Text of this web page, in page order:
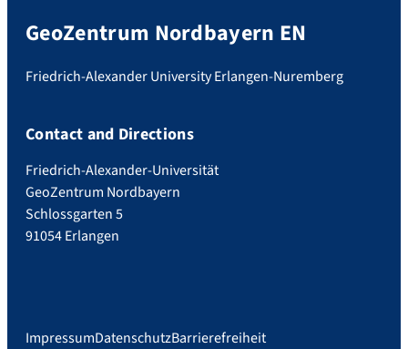
GeoZentrum Nordbayern EN
Friedrich-Alexander University Erlangen-Nuremberg
Contact and Directions
Friedrich-Alexander-Universität
GeoZentrum Nordbayern
Schlossgarten 5
91054 Erlangen
ImpressumDatenschutzBarrierefreiheit